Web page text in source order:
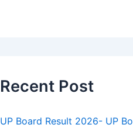
Recent Post
UP Board Result 2026- UP